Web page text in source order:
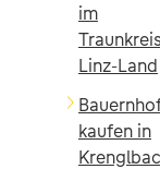
im
Linz-Land
kaufen in